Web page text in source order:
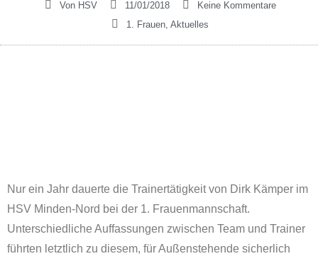
VonHSV 11/01/2018
Keine Kommentare
1. Frauen Aktuelles
Nur ein Jahr dauerte die Trainertätigkeit von Dirk Kämper im
HSV Minden-Nord bei der 1. Frauenmannschaft.
Unterschiedliche Auffassungen zwischen Team und Trainer
führten letztlich zu diesem, für Außenstehende sicherlich